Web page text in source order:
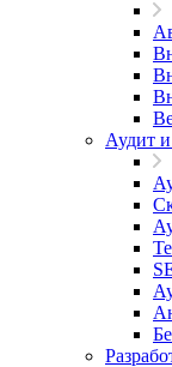
Аудит